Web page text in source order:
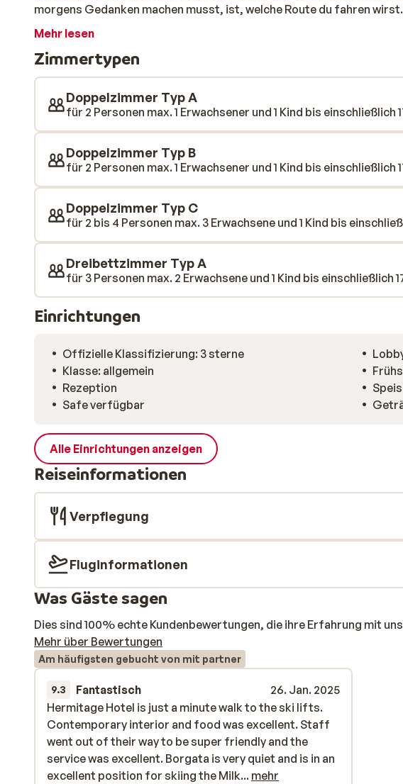
morgens Gedanken machen musst, ist, welche Route du fahren wirst.
Tages nach einem herrlichen Tag im Schnee zurückkehrst, kannst du
deinem komfortablen Zimmer aus und tankst neue Energie für einen
Mehr lesen
Zimmertypen
Doppelzimmer Typ A
für 2 Personen max. 1 Erwachsener und 1 Kind bis einschließlich
Doppelzimmer Typ B
für 2 Personen max. 1 Erwachsener und 1 Kind bis einschließlich
Doppelzimmer Typ C
für 2 bis 4 Personen max. 3 Erwachsene und 1 Kind bis
Dreibettzimmer Typ A
für 3 Personen max. 2 Erwachsene und 1 Kind bis einschließlich
Einrichtungen
Offizielle Klassifizierung: 3 sterne
Klasse: allgemein
Rezeption
Safe verfügbar
Alle Einrichtungen anzeigen
Reiseinformationen
Verpflegung
Fluginformationen
Was Gäste sagen
Dies sind 100% echte Kundenbewertungen, die ihre Erfahrung mit
Mehr über Bewertungen
Am häufigsten gebucht von mit partner
9.3 Fantastisch
26. Jan. 2025
Hermitage Hotel is just a minute walk to the ski lifts.
Contemporary interior and food was excellent. Staff
went out of their way to be super friendly and the
service was excellent. Borgata is very quiet and is in an
excellent position for skiing the Milky Way. There are
Hermitage Hotel is just a minute walk to the ski lifts.
Contemporary interior and food was excellent. Staff
went out of their way to be super friendly and the
service was excellent. Borgata is very quiet and is in an
excellent position for skiing the Milk... mehr